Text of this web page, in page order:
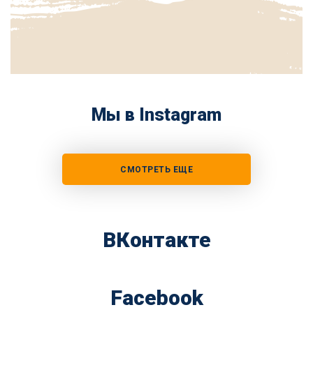
Мы в Instagram
СМОТРЕТЬ ЕЩЕ
ВКонтакте
Facebook